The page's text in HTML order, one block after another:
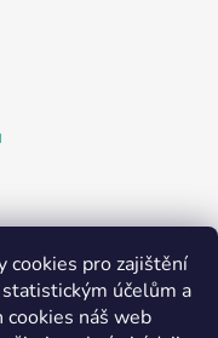
cookies pro zajištění
účelům a
cookies náš web